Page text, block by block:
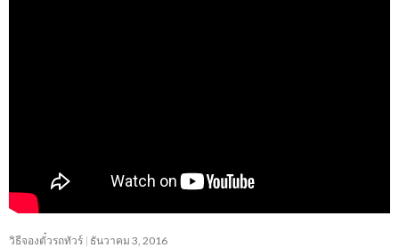
วิธีจองตั๋วรถทัวร์ ธันวาคม 3, 2016